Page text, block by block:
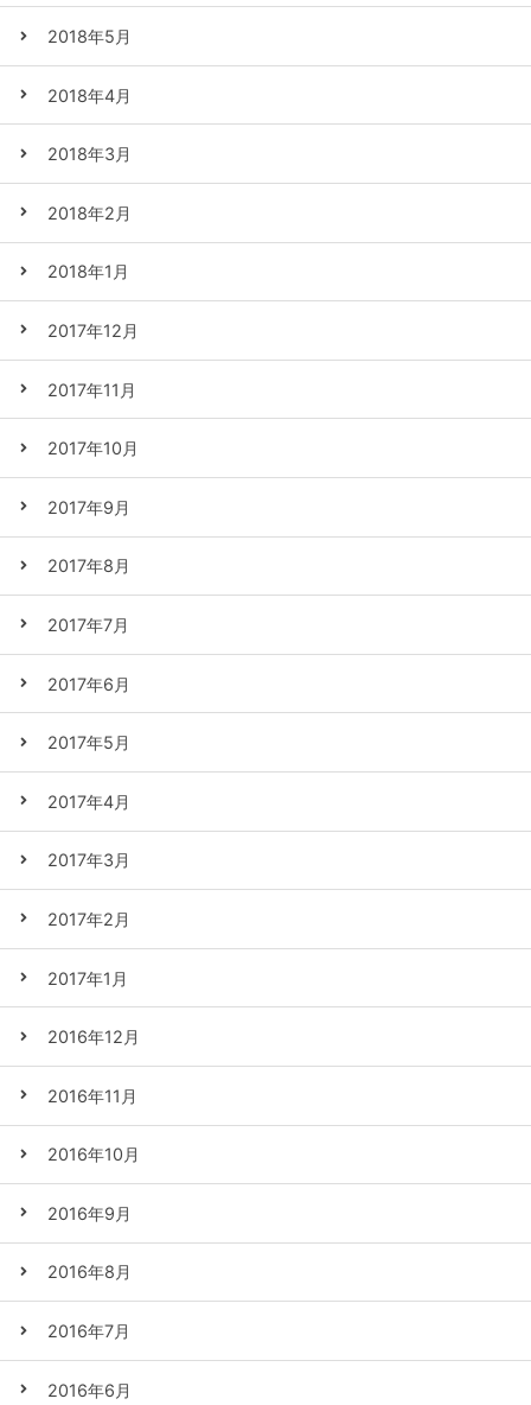
2018年5月
2018年4月
2018年3月
2018年2月
2018年1月
2017年12月
2017年11月
2017年10月
2017年9月
2017年8月
2017年7月
2017年6月
2017年5月
2017年4月
2017年3月
2017年2月
2017年1月
2016年12月
2016年11月
2016年10月
2016年9月
2016年8月
2016年7月
2016年6月